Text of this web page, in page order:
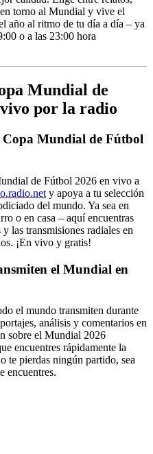
torno al Mundial y vive el
año al ritmo de tu día a día – ya
o a las 23:00 hora
Mundial de
por la radio
Copa Mundial de Fútbol
de Fútbol 2026 en vivo a
y apoya a tu selección
del mundo. Ya sea en
o en casa – aquí encuentras
las transmisiones radiales en
¡En vivo y gratis!
el Mundial en
el mundo transmiten durante
análisis y comentarios en
sobre el Mundial 2026
encuentres rápidamente la
te pierdas ningún partido, sea
encuentres.